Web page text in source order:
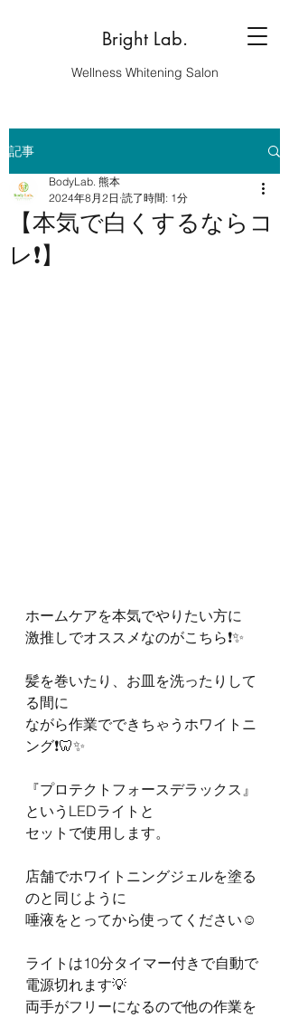
Bright Lab.
Wellness Whitening Salon
記事
【本気で白くするならコ
レ❗️】
BodyLab. 熊本
2024年8月2日 読了時間: 1分
ホームケアを本気でやりたい方に
激推しでオススメなのがこちら❗️✨
髪を巻いたり、お皿を洗ったりして
る間に
ながら作業でできちゃうホワイトニ
ング❗️🦷✨
『プロテクトフォースデラックス』
というLEDライトと
セットで使用します。
店舗でホワイトニングジェルを塗る
のと同じように
唾液をとってから使ってください☺️
ライトは10分タイマー付きで自動で
電源切れます💡
両手がフリーになるので他の作業を